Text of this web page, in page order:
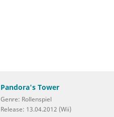
Pandora's Tower
Genre: Rollenspiel
Release: 13.04.2012 (Wii)